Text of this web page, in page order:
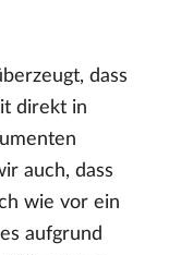
dass
direkt in
auch, dass
wie vor ein
aufgrund